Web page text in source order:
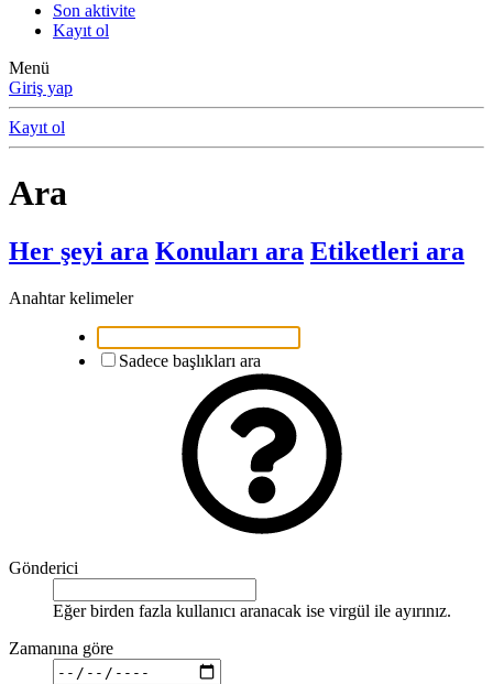
Son aktivite
Kayıt ol
Menü
Giriş yap
Kayıt ol
Ara
Her şeyi ara Konuları ara Etiketleri ara
Anahtar kelimeler
Sadece başlıkları ara
Gönderici
Eğer birden fazla kullanıcı aranacak ise virgül ile ayırınız.
Zamanına göre